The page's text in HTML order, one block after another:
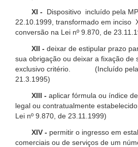
XI -
Dispositivo incluído pela
22.10.1999, transformado em inciso
conversão na Lei nº 9.870, de
XII - deixar de estipular prazo
sua obrigação ou deixar a fixação de
exclusivo critério. (Incluído pela
21.3.1995)
XIII - aplicar fórmula ou índice
legal ou contratualmente
Lei nº 9.870, de 23.11.1999)
XIV - permitir o ingresso em
comerciais ou de serviços de um